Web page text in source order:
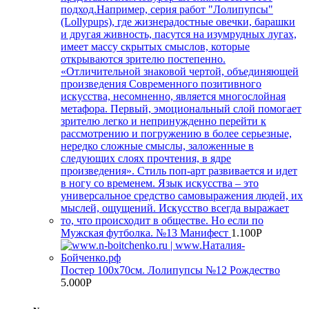
Мужская футболка. №13 Манифест 1.100Р
Постер 100х70см. Лолипупсы №12 Рождество
5.000Р